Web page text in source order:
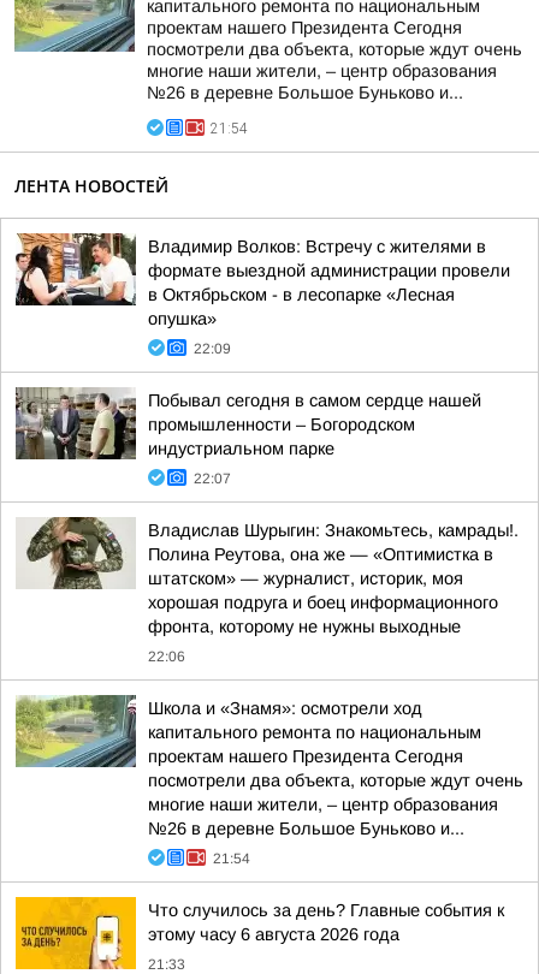
капитального ремонта по национальным
проектам нашего Президента Сегодня
посмотрели два объекта, которые ждут очень
многие наши жители, – центр образования
№26 в деревне Большое Буньково и...
21:54
ЛЕНТА НОВОСТЕЙ
Владимир Волков: Встречу с жителями в
формате выездной администрации провели
в Октябрьском - в лесопарке «Лесная
опушка»
22:09
Побывал сегодня в самом сердце нашей
промышленности – Богородском
индустриальном парке
22:07
Владислав Шурыгин: Знакомьтесь, камрады!.
Полина Реутова, она же — «Оптимистка в
штатском» — журналист, историк, моя
хорошая подруга и боец информационного
фронта, которому не нужны выходные
22:06
Школа и «Знамя»: осмотрели ход
капитального ремонта по национальным
проектам нашего Президента Сегодня
посмотрели два объекта, которые ждут очень
многие наши жители, – центр образования
№26 в деревне Большое Буньково и...
21:54
Что случилось за день? Главные события к
этому часу 6 августа 2026 года
21:33